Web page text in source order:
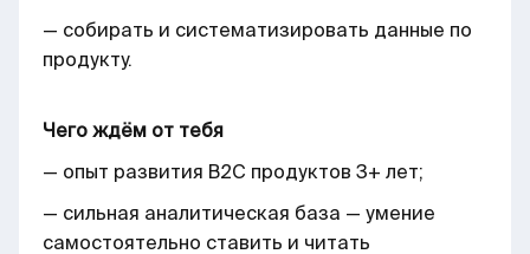
— собирать и систематизировать данные по
продукту.
Чего ждём от тебя
— опыт развития B2C продуктов 3+ лет;
— сильная аналитическая база — умение
самостоятельно ставить и читать